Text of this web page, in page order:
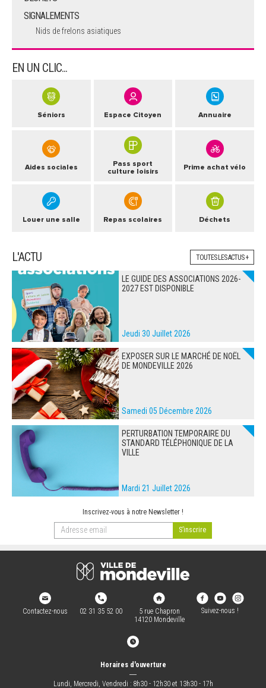
SIGNALEMENTS
Nids de frelons asiatiques
EN UN CLIC...
Séniors Espace Citoyen Annuaire
Aides sociales
Pass sport
culture loisirs
Prime achat vélo
Louer une salle Repas scolaires Déchets
L'ACTU TOUTES LES ACTUS +
LE GUIDE DES ASSOCIATIONS 2026-
2027 EST DISPONIBLE
Jeudi 30 Juillet 2026
EXPOSER SUR LE MARCHÉ DE NOËL
DE MONDEVILLE 2026
Samedi 05 Décembre 2026
PERTURBATION TEMPORAIRE DU
STANDARD TÉLÉPHONIQUE DE LA
VILLE
Mardi 21 Juillet 2026
Inscrivez-vous à notre Newsletter !
Contactez-nous 02 31 35 52 00
5 rue Chapron
14120 Mondeville
Suivez-nous !
Horaires d'ouverture
―
Lundi, Mercredi, Vendredi : 8h30 - 12h30 et 13h30 - 17h